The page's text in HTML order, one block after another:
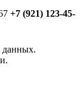
+7 (921) 123-45-
данных.